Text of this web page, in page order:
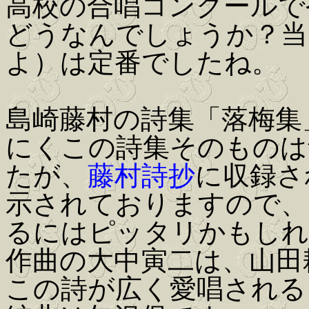
高校の合唱コンクール
どうなんでしょうか？
よ）は定番でしたね。
島崎藤村の詩集「落梅
にくこの詩集そのもの
たが、 藤村詩抄に収録
示されておりますので
るにはピッタリかもし
作曲の大中寅二は、山
この詩が広く愛唱され